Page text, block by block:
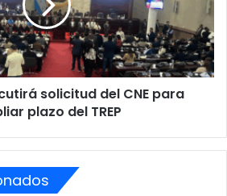
solicitud del CNE para
plazo del TREP